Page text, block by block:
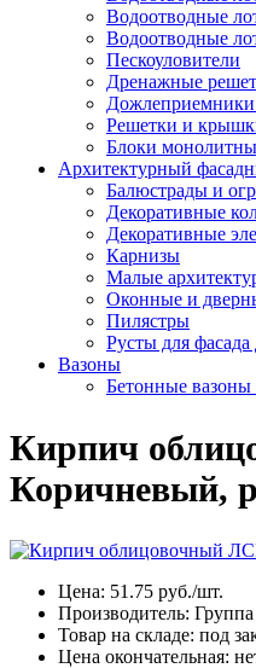
Водоотводные
Водоотводные
Пескоуловители
Дренажные
Решетки и
Блоки
Архитектурный
Балюстрады и
Декоративные
Декоративные
Карнизы
Малые
Оконные и
Пилястры
Русты для фасада
Вазоны
Бетонные вазоны
Кирпич
Коричневый,
Цена: 51.75 руб./шт.
Производитель:
Товар на складе: под
Цена окончательная: